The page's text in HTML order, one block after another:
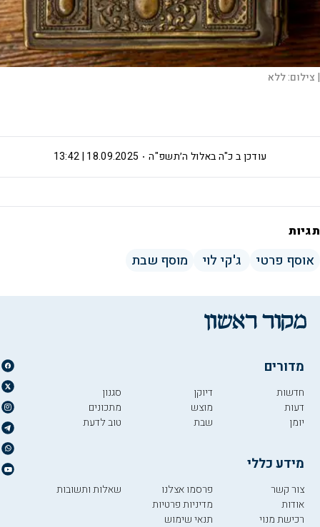
| צילום:ללא
כ"ה באלול ה׳תשפ"ה 18.09.2025 | 13:42 עודכן ב
תגיות
אוסף פרטי ג'קי לוי מוסף שבת
מדורים
חדשות
דעות
יומן
דיוקן
מוצש
שבת
סגנון
מתכונים
טוב לדעת
מידע כללי
צור קשר
אודות
רכישת מנוי
פרסמו אצלנו
מדיניות פרטיות
תנאי שימוש
שאלות ותשובות